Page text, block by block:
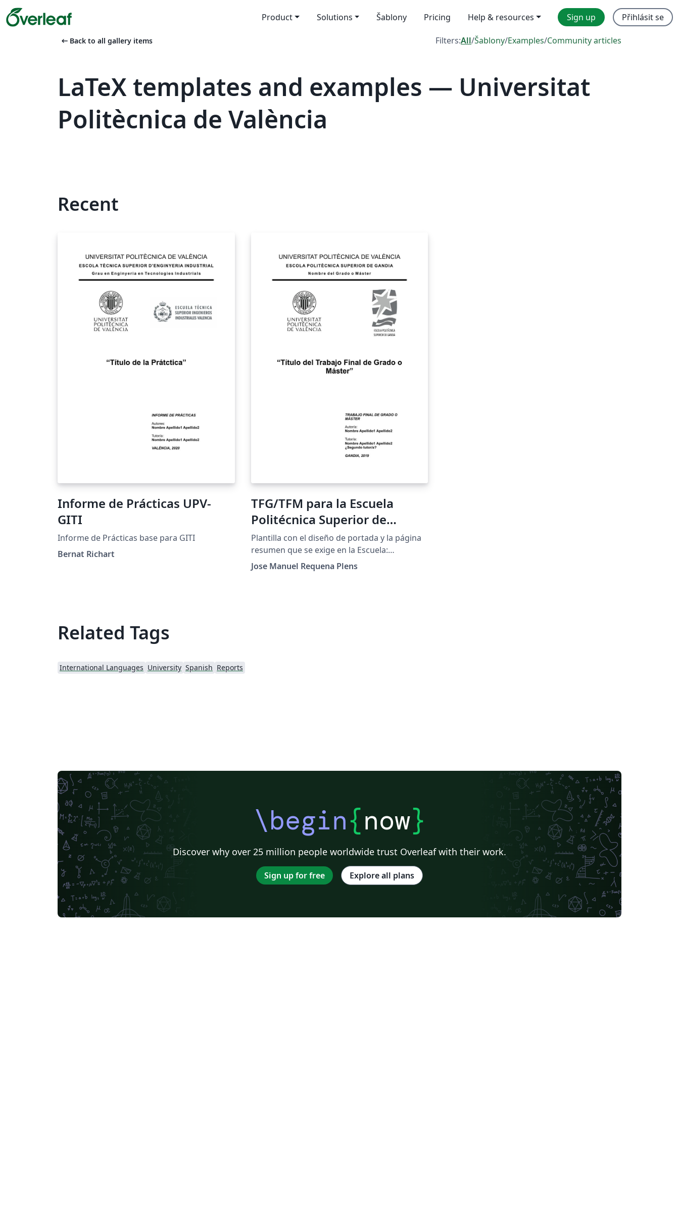
Product Solutions Šablony Pricing Help & resources Sign up Přihlásit se
arrow_left_alt Back to all gallery items Filters:All/Šablony/Examples/Community articles
LaTeX templates and examples — Universitat
Politècnica de València
Recent
Informe de Prácticas UPV-
GITI
Informe de Prácticas base para GITI
Bernat Richart
TFG/TFM para la Escuela
Politécnica Superior de
Gandía (UPV)
Plantilla con el diseño de portada y la página
resumen que se exige en la Escuela:
http://www.upv.es/contenidos/CGANDIA/admi
nistracion/U0737366.pdf
Jose Manuel Requena Plens
Related Tags
International Languages University Spanish Reports
\begin{now}
Discover why over 25 million people worldwide trust Overleaf with their work.
Sign up for free Explore all plans